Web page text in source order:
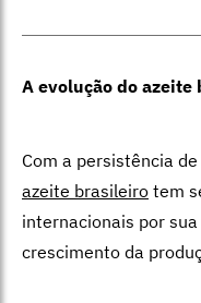
A evolução do azeite
Com a persistência
azeite brasileiro tem
internacionais por
crescimento da